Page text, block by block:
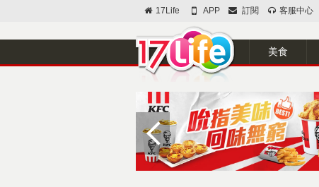
17Life APP 訂閱 客服中心
美食